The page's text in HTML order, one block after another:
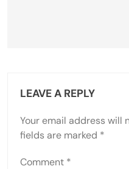
LEAVE A REPLY
Your email address will
fields are marked *
Comment *